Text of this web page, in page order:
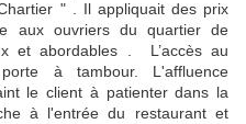
" . Il appliquait des prix
aux ouvriers du quartier de
et abordables . L’accès au
à tambour. L'affluence
le client à patienter dans la
à l'entrée du restaurant et